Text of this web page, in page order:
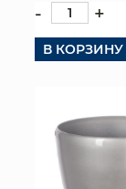
- +
В КОРЗИНУ